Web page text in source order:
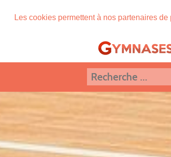
Les cookies permettent à nos partenaires